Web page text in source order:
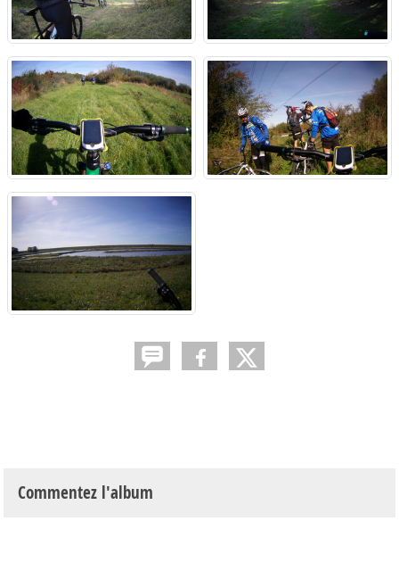
Commentez l'album